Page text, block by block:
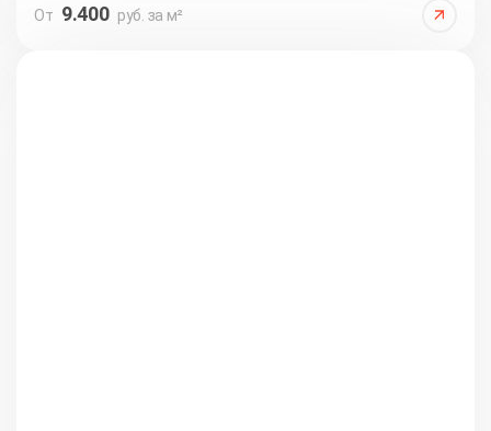
От 9.400 руб. за м²